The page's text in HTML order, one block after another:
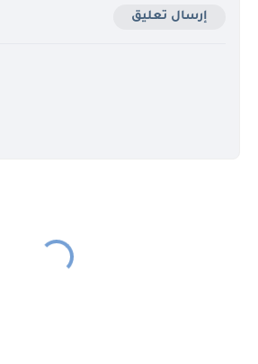
إرسال تعليق